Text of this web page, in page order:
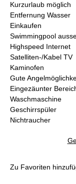
Kurzurlaub möglich
Entfernung Wasser
Einkaufen
Swimmingpool
Highspeed Internet
Satelliten-/Kabel TV
Kaminofen
Gute
Eingezäunter
Waschmaschine
Geschirrspüler
Nichtraucher
Zu Favoriten